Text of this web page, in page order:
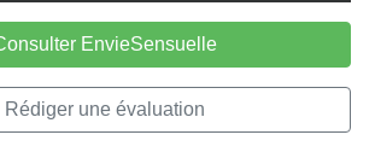
EnvieSensuelle
Rédiger une évaluation